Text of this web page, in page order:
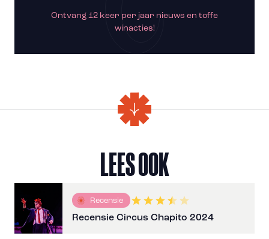
Ontvang 12 keer per jaar nieuws en toffe
winacties!
LEES OOK
Recensie
Recensie Circus Chapito 2024